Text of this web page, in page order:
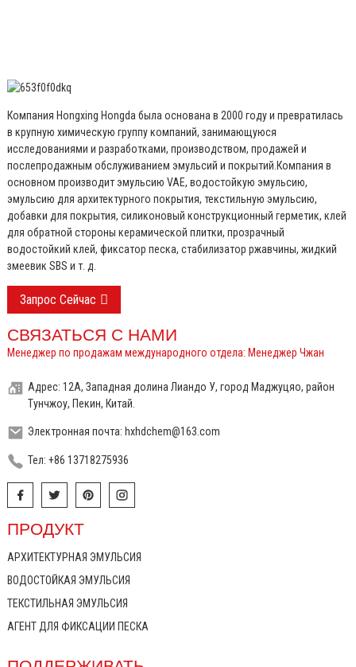
Компания Hongxing Hongda была основана в 2000 году и превратилась
в крупную химическую группу компаний, занимающуюся
исследованиями и разработками, производством, продажей и
послепродажным обслуживанием эмульсий и покрытий. Компания в
основном производит эмульсию VAE, водостойкую эмульсию,
эмульсию для архитектурного покрытия, текстильную эмульсию,
добавки для покрытия, силиконовый конструкционный герметик, клей
для обратной стороны керамической плитки, прозрачный
водостойкий клей, фиксатор песка, стабилизатор ржавчины, жидкий
змеевик SBS и т. д.
Запрос Сейчас
СВЯЗАТЬСЯ С НАМИ
Менеджер по продажам международного отдела: Менеджер Чжан
Адрес: 12А, Западная долина Лиандо У, город Маджуцяо, район
Тунчжоу, Пекин, Китай.
Электронная почта: hxhdchem@163.com
Тел: +86 13718275936
ПРОДУКТ
АРХИТЕКТУРНАЯ ЭМУЛЬСИЯ
ВОДОСТОЙКАЯ ЭМУЛЬСИЯ
ТЕКСТИЛЬНАЯ ЭМУЛЬСИЯ
АГЕНТ ДЛЯ ФИКСАЦИИ ПЕСКА